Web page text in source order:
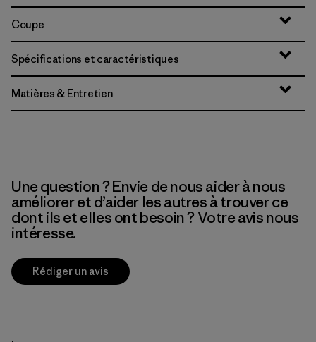
Coupe
Spécifications et caractéristiques
Matières & Entretien
Une question ? Envie de nous aider à nous
améliorer et d’aider les autres à trouver ce
dont ils et elles ont besoin ? Votre avis nous
intéresse.
Rédiger un avis